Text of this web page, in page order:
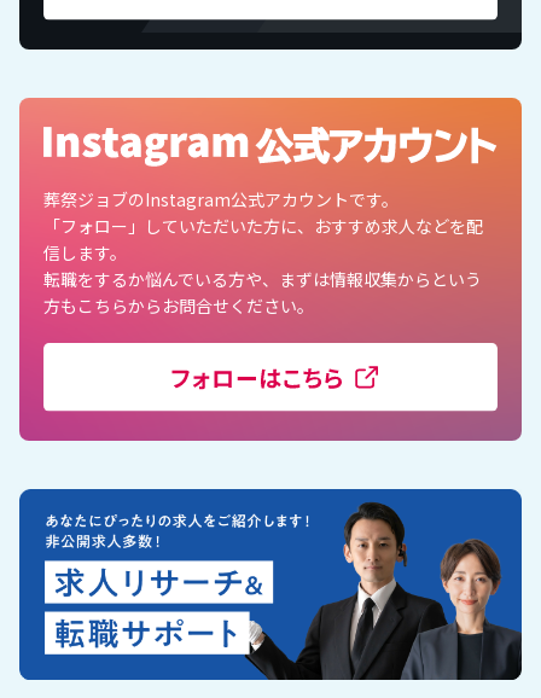
葬祭ジョブのInstagram公式アカウントです。
「フォロー」していただいた方に、おすすめ求人などを配
信します。
転職をするか悩んでいる方や、まずは情報収集からという
方もこちらからお問合せください。